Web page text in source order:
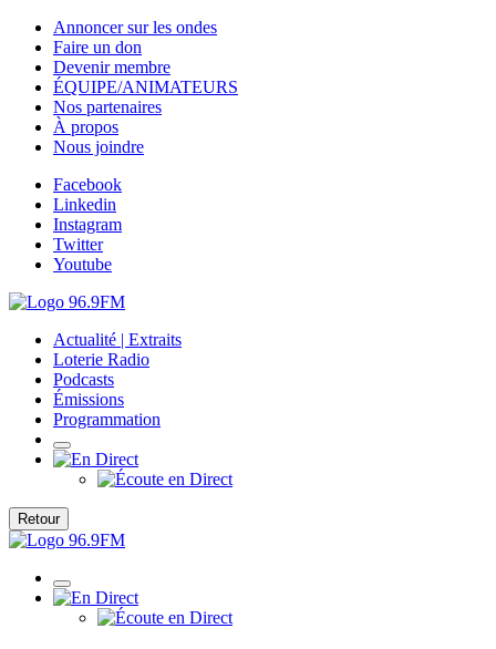
Annoncer sur les ondes
Faire un don
Devenir membre
ÉQUIPE/ANIMATEURS
Nos partenaires
À propos
Nous joindre
Facebook
Linkedin
Instagram
Twitter
Youtube
Actualité | Extraits
Loterie Radio
Podcasts
Émissions
Programmation
Retour